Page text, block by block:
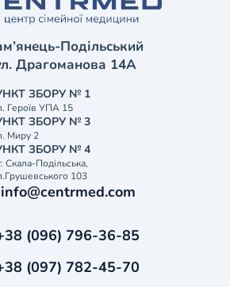
Подільський
Драгоманова 14А
ЗБОРУ № 1
Героїв УПА 15
ЗБОРУ № 3
Миру 2
ЗБОРУ № 4
Скала-Подільська,
103
info@centrmed.com
(096) 796-36-85
(097) 782-45-70